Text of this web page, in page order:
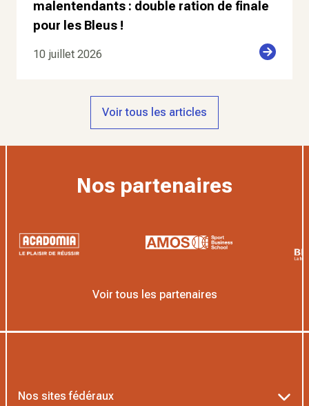
malentendants : double ration de finale
pour les Bleus !
10 juillet 2026
Voir tous les articles
Nos partenaires
Voir tous les partenaires
Nos sites fédéraux